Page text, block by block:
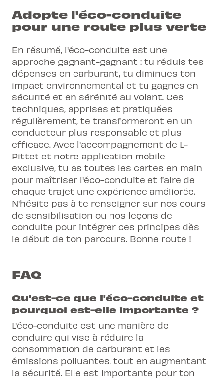
Adopte l'éco-conduite
pour une route plus verte
En résumé, l'éco-conduite est une
approche gagnant-gagnant : tu réduis tes
dépenses en carburant, tu diminues ton
impact environnemental et tu gagnes en
sécurité et en sérénité au volant. Ces
techniques, apprises et pratiquées
régulièrement, te transformeront en un
conducteur plus responsable et plus
efficace. Avec l'accompagnement de L-
Pittet et notre application mobile
exclusive, tu as toutes les cartes en main
pour maîtriser l'éco-conduite et faire de
chaque trajet une expérience améliorée.
N'hésite pas à te renseigner sur nos cours
de sensibilisation ou nos leçons de
conduite pour intégrer ces principes dès
le début de ton parcours. Bonne route !
FAQ
Qu'est-ce que l'éco-conduite et
pourquoi est-elle importante ?
L'éco-conduite est une manière de
conduire qui vise à réduire la
consommation de carburant et les
émissions polluantes, tout en augmentant
la sécurité. Elle est importante pour ton